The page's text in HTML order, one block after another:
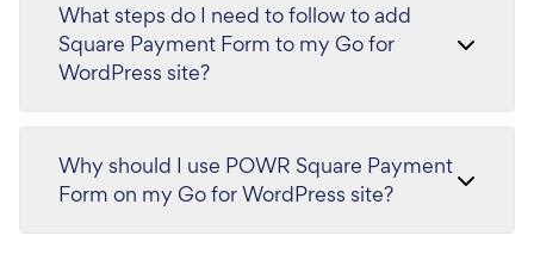
What steps do I need to follow to add
Square Payment Form to my Go for
WordPress site?
Why should I use POWR Square Payment
Form on my Go for WordPress site?